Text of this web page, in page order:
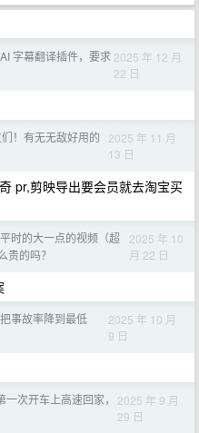
字幕翻译插件，要求 2025 年 12 月
22 日
！有无无敌好用的
2025 年 11 月
13 日
pr,剪映导出要会员就去淘宝买
时的大一点的视频（超
贵的吗？
2025 年 10
月 22 日
事故率降到最低
2025 年 10 月
9 日
一次开车上高速回家，
2025 年 9 月
29 日